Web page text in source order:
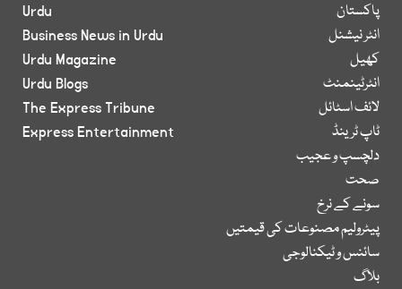
پاکستان
انٹر نیشنل
کھیل
انٹرٹینمنٹ
لائف اسٹائل
ٹاپ ٹرینڈ
دلچسپ و عجیب
صحت
سونے کے نرخ
پیٹرولیم مصنوعات کی قیمتیں
سائنس و ٹیکنالوجی
بلاگ
Urdu
Business News in Urdu
Urdu Magazine
Urdu Blogs
The Express Tribune
Express Entertainment